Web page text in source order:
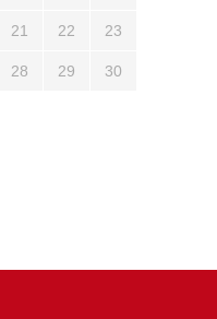
21 22 23
28 29 30